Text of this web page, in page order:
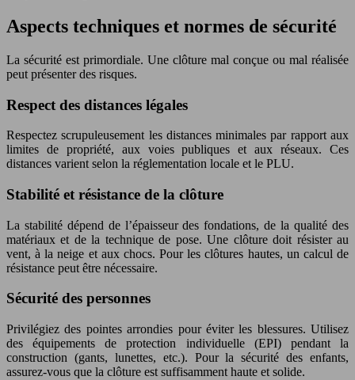
Aspects techniques et normes de sécurité
La sécurité est primordiale. Une clôture mal conçue ou mal réalisée
peut présenter des risques.
Respect des distances légales
Respectez scrupuleusement les distances minimales par rapport aux
limites de propriété, aux voies publiques et aux réseaux. Ces
distances varient selon la réglementation locale et le PLU.
Stabilité et résistance de la clôture
La stabilité dépend de l’épaisseur des fondations, de la qualité des
matériaux et de la technique de pose. Une clôture doit résister au
vent, à la neige et aux chocs. Pour les clôtures hautes, un calcul de
résistance peut être nécessaire.
Sécurité des personnes
Privilégiez des pointes arrondies pour éviter les blessures. Utilisez
des équipements de protection individuelle (EPI) pendant la
construction (gants, lunettes, etc.). Pour la sécurité des enfants,
assurez-vous que la clôture est suffisamment haute et solide.